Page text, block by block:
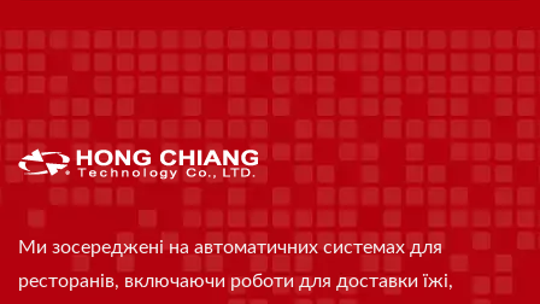
Ми зосереджені на автоматичних системах для
ресторанів, включаючи роботи для доставки їжі,